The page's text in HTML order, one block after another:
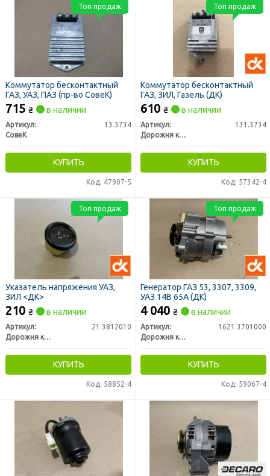
Коммутатор бесконтактный
ГАЗ, УАЗ, ПАЗ (пр-во СовеК)
715 ₴ в наличии
Артикул:
13.3734
СовеК
КУПИТЬ
Код: 47907-5
Топ продаж
Коммутатор бесконтактный
ГАЗ, ЗИЛ, Газель (ДК)
610 ₴ в наличии
Артикул:
131.3734
Дорожня карта
КУПИТЬ
Код: 57342-4
Топ продаж
Указатель напряжения УАЗ,
ЗИЛ <ДК>
210 ₴ в наличии
Артикул:
21.3812010
Дорожня карта
КУПИТЬ
Код: 58852-4
Топ продаж
Генератор ГАЗ 53, 3307, 3309,
УАЗ 14В 65А (ДК)
4 040 ₴ в наличии
Артикул:
1621.3701000
Дорожня карта
КУПИТЬ
Код: 59067-4
Топ продаж